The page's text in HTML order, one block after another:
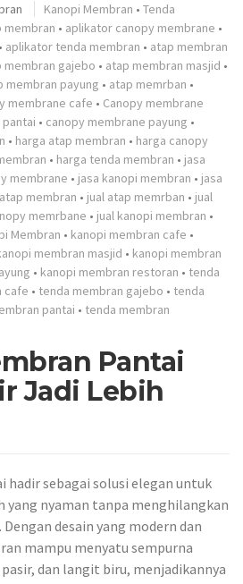
Kanopi Membran • Tenda
membran • aplikator canopy membrane •
• aplikator tenda membran • atap membran
membran gajebo • atap membran masjid •
membran payung • atap memrban •
membrane cafe • Canopy membrane
• canopy membrane payung •
• harga atap membran • harga canopy
• harga tenda membran • jasa
membrane • jasa kanopi membran • jasa
membran • jual atap memrban • jual
memrbane • jual kanopi membran •
Membran • kanopi membran cafe •
membran masjid • kanopi membran
• kanopi membran restoran • tenda
cafe • tenda membran gajebo • tenda
pantai • tenda membran
Pantai
Jadi Lebih
hadir sebagai solusi elegan untuk
yang nyaman tanpa menghilangkan
desain yang modern dan
mampu menyatu sempurna
dan langit biru, menjadikannya